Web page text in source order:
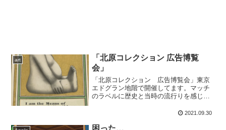
art
「北原コレクション 広告博覧
会」
「北原コレクション 広告博覧会」東京
エドグラン地階で開催してます。マッチ
のラベルに歴史と当時の流行りを感じま
29日に新たに確認された感染者数緊急事
木：42名群馬...
2021.09.30
困った…